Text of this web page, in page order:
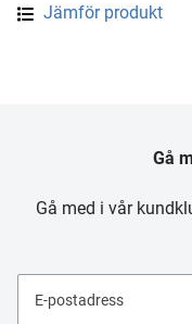
Jämför produkt
Gå
Gå med i vår
E-postadress